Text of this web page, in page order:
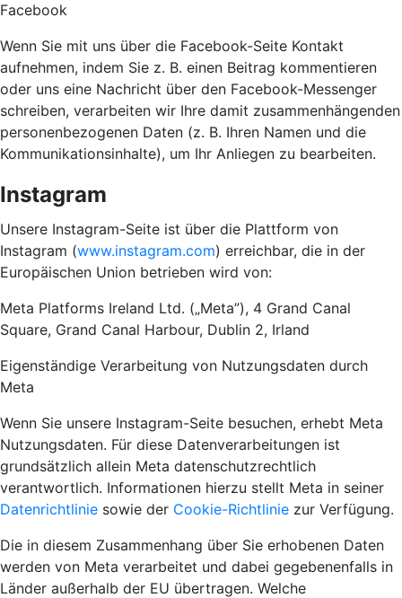
Facebook
Wenn Sie mit uns über die Facebook-Seite Kontakt
aufnehmen, indem Sie z. B. einen Beitrag kommentieren
oder uns eine Nachricht über den Facebook-Messenger
schreiben, verarbeiten wir Ihre damit zusammenhängenden
personenbezogenen Daten (z. B. Ihren Namen und die
Kommunikationsinhalte), um Ihr Anliegen zu bearbeiten.
Instagram
Unsere Instagram-Seite ist über die Plattform von
Instagram (www.instagram.com) erreichbar, die in der
Europäischen Union betrieben wird von:
Meta Platforms Ireland Ltd. („Meta”), 4 Grand Canal
Square, Grand Canal Harbour, Dublin 2, Irland
Eigenständige Verarbeitung von Nutzungsdaten durch
Meta
Wenn Sie unsere Instagram-Seite besuchen, erhebt Meta
Nutzungsdaten. Für diese Datenverarbeitungen ist
grundsätzlich allein Meta datenschutzrechtlich
verantwortlich. Informationen hierzu stellt Meta in seiner
Datenrichtlinie sowie der Cookie-Richtlinie zur Verfügung.
Die in diesem Zusammenhang über Sie erhobenen Daten
werden von Meta verarbeitet und dabei gegebenenfalls in
Länder außerhalb der EU übertragen. Welche